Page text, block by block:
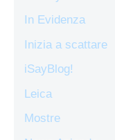
In Evidenza
Inizia a scattare
iSayBlog!
Leica
Mostre